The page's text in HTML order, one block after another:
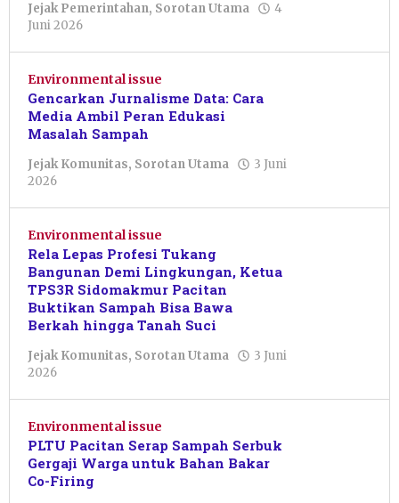
Jejak Pemerintahan, Sorotan Utama
4
Juni 2026
Azizah
Environmental issue
Gencarkan Jurnalisme Data: Cara
Media Ambil Peran Edukasi
Masalah Sampah
Jejak Komunitas, Sorotan Utama
3 Juni
2026
Azizah
Environmental issue
Rela Lepas Profesi Tukang
Bangunan Demi Lingkungan, Ketua
TPS3R Sidomakmur Pacitan
Buktikan Sampah Bisa Bawa
Berkah hingga Tanah Suci
Jejak Komunitas, Sorotan Utama
3 Juni
2026
Azizah
Environmental issue
PLTU Pacitan Serap Sampah Serbuk
Gergaji Warga untuk Bahan Bakar
Co-Firing